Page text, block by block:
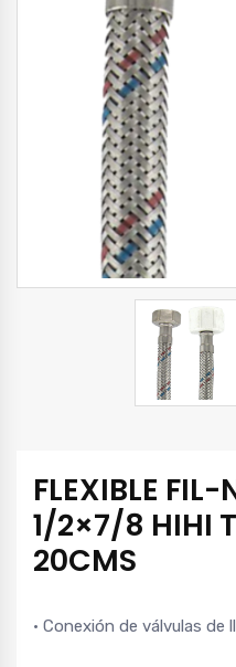
FLEXIBLE
1/2×7/8 HIHI
20CMS
· Conexión de válvulas de